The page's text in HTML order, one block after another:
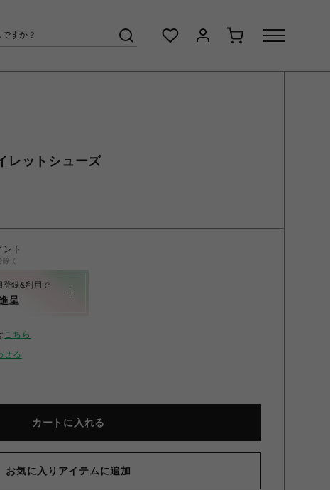
レットシューズ
ント
く
登録&利用で
呈
こちら
せる
カートに入れる
お気に入りアイテムに追加